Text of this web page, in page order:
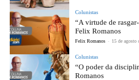
Colunistas
“A virtude de
Felix Romanos
Felix Romanos - 15 de agosto
Colunistas
“O poder da
Romanos